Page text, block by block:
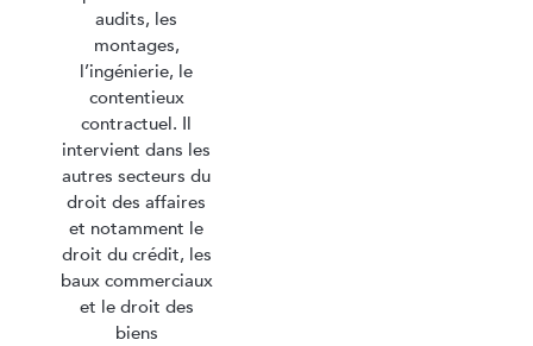
audits, les
montages,
l’ingénierie, le
contentieux
contractuel. Il
intervient dans les
autres secteurs du
droit des affaires
et notamment le
droit du crédit, les
baux commerciaux
et le droit des
biens